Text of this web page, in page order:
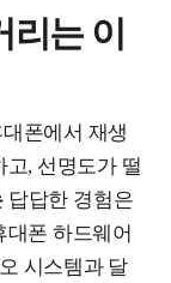
리는 이
폰에서 재생
, 선명도가 떨
답답한 경험은
폰 하드웨어
시스템과 달